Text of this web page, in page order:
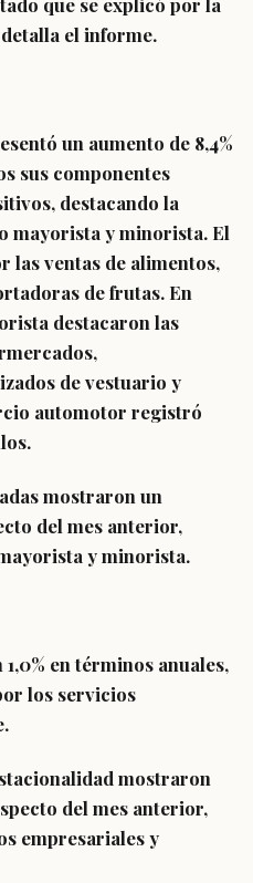
el informe.
un aumento de 8,4%
sus componentes
destacando la
mayorista y minorista. El
las ventas de alimentos,
de frutas. En
destacaron las
de vestuario y
automotor registró
mostraron un
del mes anterior,
y minorista.
en términos anuales,
los servicios
mostraron
del mes anterior,
empresariales y